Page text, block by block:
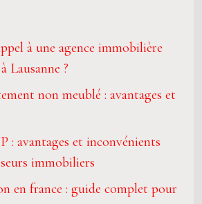
à une agence immobilière
Lausanne ?
non meublé : avantages et
: avantages et inconvénients
immobiliers
en france : guide complet pour